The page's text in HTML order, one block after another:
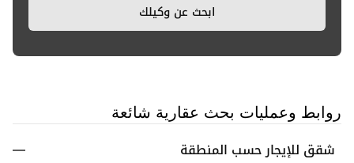
ابحث عن وكيلك
روابط وعمليات بحث عقارية شائعة
شقق للإيجار حسب المنطقة